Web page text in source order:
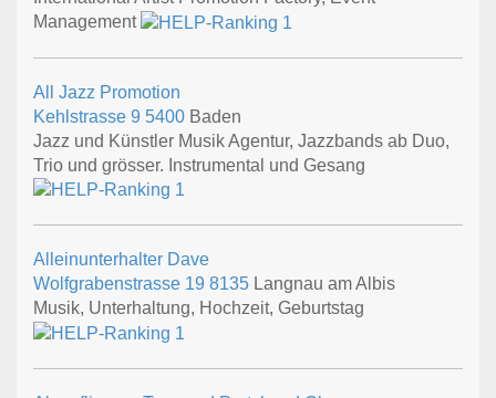
Management
All Jazz Promotion
Kehlstrasse 9 5400 Baden
Jazz und Künstler Musik Agentur, Jazzbands ab Duo,
Trio und grösser. Instrumental und Gesang
Alleinunterhalter Dave
Wolfgrabenstrasse 19 8135 Langnau am Albis
Musik, Unterhaltung, Hochzeit, Geburtstag